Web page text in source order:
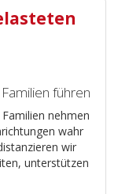
führen
nehmen
wahr
wir
unterstützen